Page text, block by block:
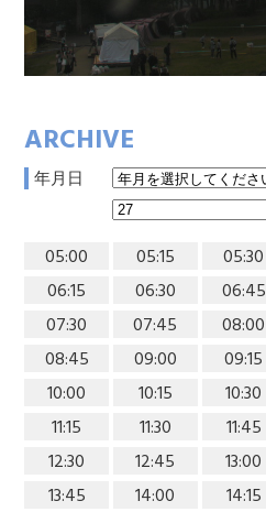
ARCHIVE
年月日
05:00 05:15 05:30
06:15
06:30 06:45
07:30
07:45 08:00
08:45
09:00 09:15
10:00
10:15 10:30
11:15
11:30 11:45
12:30
12:45 13:00
13:45
14:00 14:15